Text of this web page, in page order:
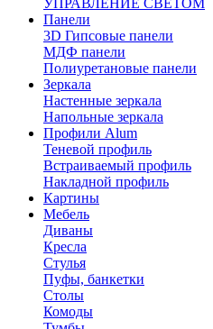
УПРАВЛЕНИЕ СВЕТОМ
Панели
3D Гипсовые панели
МДФ панели
Полиуретановые панели
Зеркала
Настенные зеркала
Напольные зеркала
Профили Alum
Теневой профиль
Встраиваемый профиль
Накладной профиль
Картины
Мебель
Диваны
Кресла
Стулья
Пуфы, банкетки
Столы
Комоды